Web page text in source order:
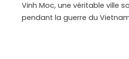
Vinh Moc, une véritable ville
pendant la guerre du